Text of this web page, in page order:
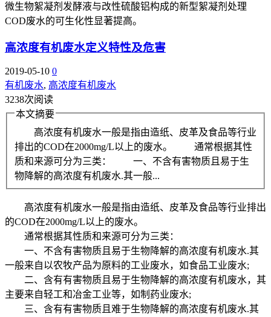
微生物絮凝剂发酵液与改性硫酸铝构成的新型絮凝剂处理
COD废水的可生化性显著提高。
高浓度有机废水定义特性及危害
2019-05-10 0
有机废水, 高浓度有机废水
3238次阅读
本文摘要
高浓度有机废水一般是指由造纸、皮革及食品等行业
排出的COD在2000mg/L以上的废水。 通常根据其性
质和来源可分为三类： 一、不含有害物质且易于生
物降解的高浓度有机废水.其一般...
高浓度有机废水一般是指由造纸、皮革及食品等行业排出
的COD在2000mg/L以上的废水。
通常根据其性质和来源可分为三类：
一、不含有害物质且易于生物降解的高浓度有机废水.其
一般来自以农牧产品为原料的工业废水，如食品工业废水;
二、含有有害物质且易于生物降解的高浓度有机废水，其
主要来自轻工和冶金工业等，如制药业废水;
三、含有有害物质且难于生物降解的高浓度有机废水.其